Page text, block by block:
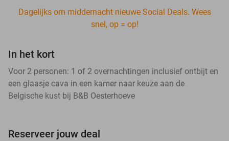
Dagelijks om middernacht nieuwe Social Deals. Wees
snel, op = op!
In het kort
Voor 2 personen: 1 of 2 overnachtingen inclusief ontbijt en
een glaasje cava in een kamer naar keuze aan de
Belgische kust bij B&B Oesterhoeve
Reserveer jouw deal